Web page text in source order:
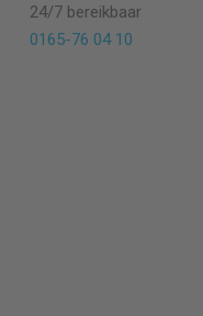
24/7 bereikbaar
0165-76 04 10